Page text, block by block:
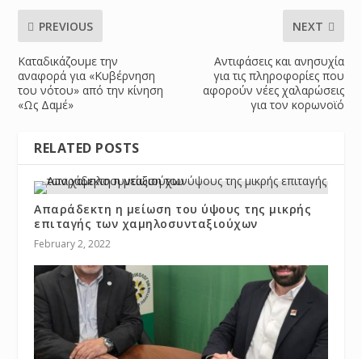
PREVIOUS
Καταδικάζουμε την
αναφορά για «Κυβέρνηση
του νότου» από την κίνηση
«Ως Δαμέ»
NEXT
Αντιφάσεις και ανησυχία
για τις πληροφορίες που
αφορούν νέες χαλαρώσεις
για τον κορωνοϊό
RELATED POSTS
Απαράδεκτη η μείωση του ύψους της μικρής
επιταγής των χαμηλοσυνταξιούχων
February 2, 2022